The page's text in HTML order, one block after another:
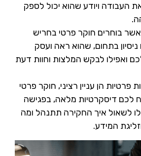
העבודה ויודע שהוא יכול לספק
בוחרים חוקר פרטי בחריש
בתחום, שהוא ראה ועסק
ואפילו לבקש המלצות וחוות דעת
פרטיות הן עניין רציני, חוקר פרטי
לכם דיסקרטיות מלאה, בפגישה
לשאול איך החקירה תתנהל ומה
המידע.